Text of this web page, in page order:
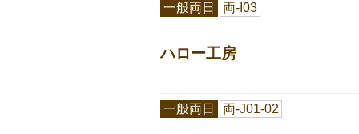
ハロー工房
一般両日 両-I03
一般両日 両-J01-02